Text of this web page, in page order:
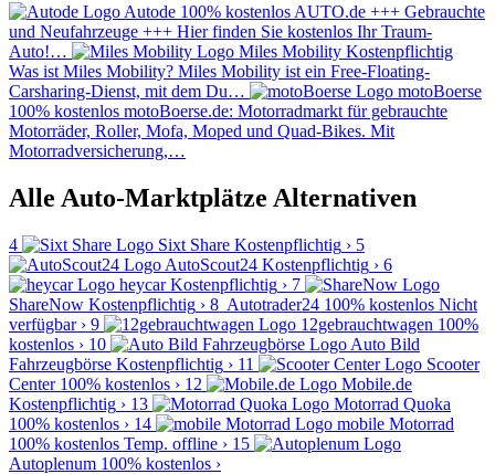
Autode 100% kostenlos AUTO.de +++ Gebrauchte
und Neufahrzeuge +++ Hier finden Sie kostenlos Ihr Traum-
Auto!…
Miles Mobility Kostenpflichtig
Was ist Miles Mobility? Miles Mobility ist ein Free-Floating-
Carsharing-Dienst, mit dem Du…
motoBoerse
100% kostenlos motoBoerse.de: Motorradmarkt für gebrauchte
Motorräder, Roller, Mofa, Moped und Quad-Bikes. Mit
Motorradversicherung,…
Alle Auto-Marktplätze Alternativen
4 Sixt Share Kostenpflichtig › 5
AutoScout24 Kostenpflichtig › 6
heycar Kostenpflichtig › 7
ShareNow Kostenpflichtig › 8 Autotrader24 100% kostenlos Nicht
verfügbar › 9 12gebrauchtwagen 100%
kostenlos › 10
Auto Bild
Fahrzeugbörse Kostenpflichtig › 11
Scooter
Center 100% kostenlos › 12
Mobile.de
Kostenpflichtig › 13
Motorrad Quoka
100% kostenlos › 14
mobile Motorrad
100% kostenlos Temp. offline › 15
Autoplenum 100% kostenlos ›